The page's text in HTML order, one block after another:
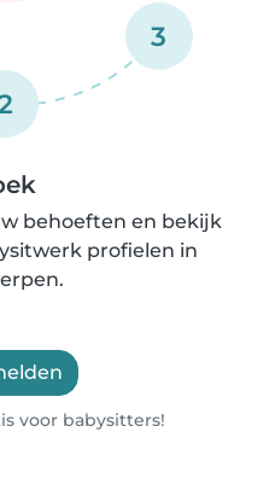
3
behoeften en bekijk
profielen in
voor babysitters!